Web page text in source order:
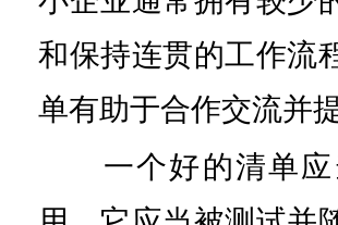
和保持连贯的工作流
单有助于合作交流并
一个好的清单应